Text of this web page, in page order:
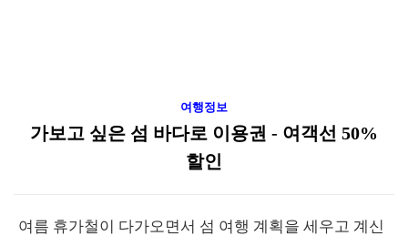
여행정보
가보고 싶은 섬 바다로 이용권 - 여객선 50%
할인
여름 휴가철이 다가오면서 섬 여행 계획을 세우고 계신